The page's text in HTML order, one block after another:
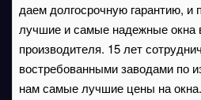
даем долгосрочную гарантию, и
лучшие и самые надежные окна
производителя. 15 лет
востребованными заводами по
нам самые лучшие цены на окна.